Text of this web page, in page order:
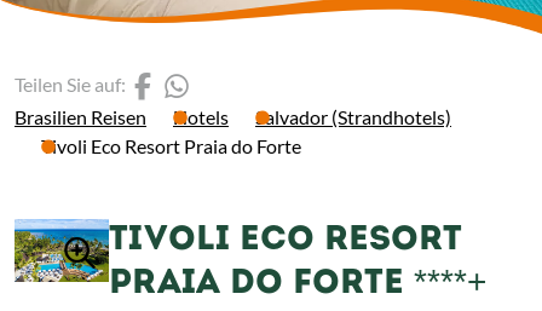
Brasilien Reisen Hotels
Salvador (Strandhotels)
Tivoli Eco Resort Praia do Forte
Teilen Sie auf: (Link öffnet einen neuen
TIVOLI ECO RESORT
PRAIA DO FORTE ****+